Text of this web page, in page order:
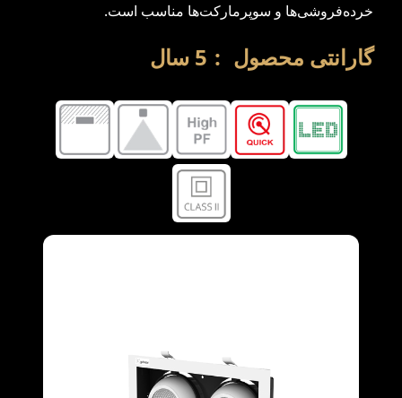
خرده‌فروشی‌ها و سوپرمارکت‌ها مناسب است.
گارانتی محصول :
5 سال